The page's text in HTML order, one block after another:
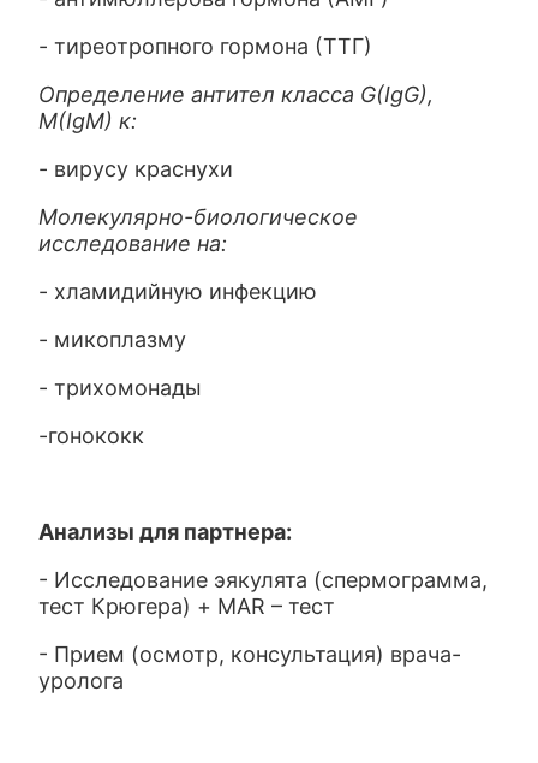
- тиреотропного гормона (ТТГ)
Определение антител класса G(IgG),
M(IgM) к:
- вирусу краснухи
Молекулярно-биологическое
исследование на:
- хламидийную инфекцию
- микоплазму
- трихомонады
-гонококк
Анализы для партнера:
- Исследование эякулята (спермограмма,
тест Крюгера) + MAR – тест
- Прием (осмотр, консультация) врача-
уролога